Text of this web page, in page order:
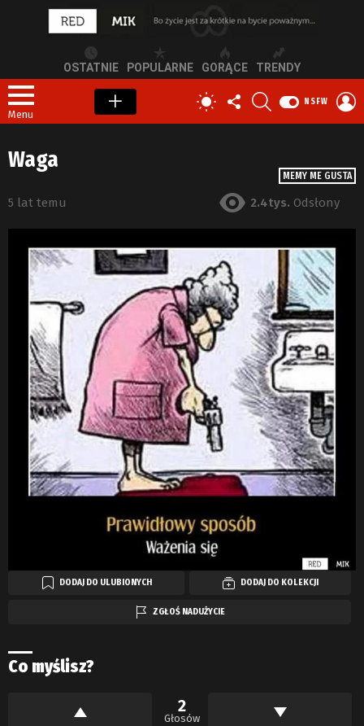
OSTATNIE POPULARNE GORĄCE TRENDY
Menu
PRZEŁĄCZ
SKÓRKĘ
OBSERWUJ
NAS
NSFW
MEMY ME GUSTA
Waga
5 lat temu 2.4tys. Odsłony
DODAJ DO ULUBIONYCH DODAJ DO KOLEKCJI
ZGŁOŚ NADUŻYCIE
Co myślisz?
2
Głosów